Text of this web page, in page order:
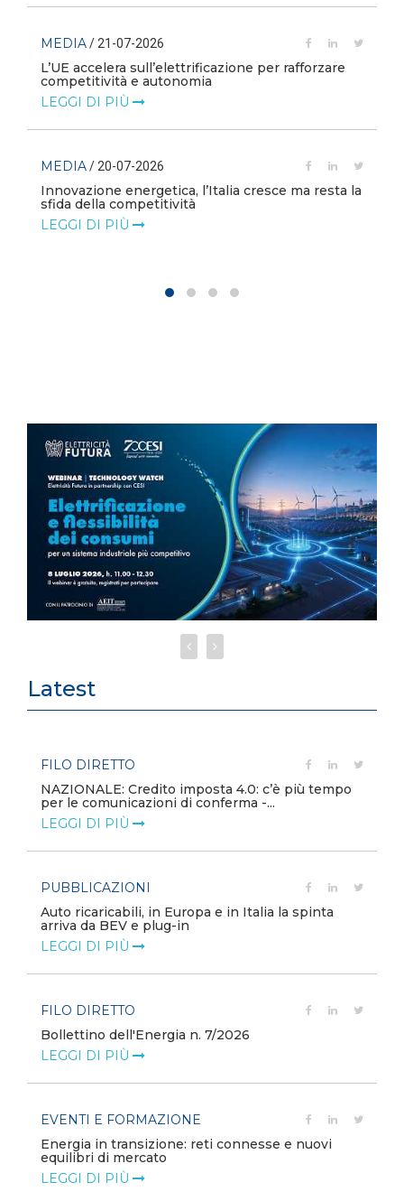
MEDIA/ 21-07-2026
L’UE accelera sull’elettrificazione per rafforzare
competitività e autonomia
LEGGI DI PIÙ
MEDIA/ 20-07-2026
Innovazione energetica, l’Italia cresce ma resta la
sfida della competitività
LEGGI DI PIÙ
Latest
FILO DIRETTO
NAZIONALE: Credito imposta 4.0: c’è più tempo
per le comunicazioni di conferma -...
LEGGI DI PIÙ
PUBBLICAZIONI
Auto ricaricabili, in Europa e in Italia la spinta
arriva da BEV e plug-in
LEGGI DI PIÙ
FILO DIRETTO
Bollettino dell'Energia n. 7/2026
LEGGI DI PIÙ
EVENTI E FORMAZIONE
Energia in transizione: reti connesse e nuovi
equilibri di mercato
LEGGI DI PIÙ